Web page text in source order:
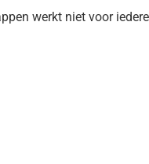
werkt niet voor